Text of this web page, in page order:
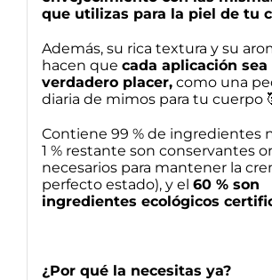
que utilizas para la piel de tu
Además, su rica textura y su
hacen que cada aplicación sea
verdadero placer,como una
diaria de mimos para tu cuerpo
Contiene 99 % de ingredientes
1 % restante son conservantes
necesarios para mantener la
perfecto estado), y el 60 % son
ingredientes ecológicos
¿Por qué la necesitas ya?